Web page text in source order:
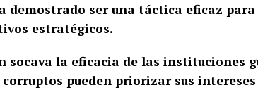
demostrado ser una táctica eficaz
estratégicos.
socava la eficacia de las instituciones
pueden priorizar sus